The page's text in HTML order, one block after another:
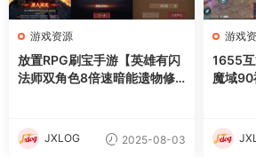
游戏资源
放置RPG刷宝手游【英雄有闪
法师双角色8倍速暗能遗物修
地注册+加解密工具+运维后台
+管理后台+代理后台+CDK授
JXLOG 2025-08-03
游戏
1655
魔域
+视频